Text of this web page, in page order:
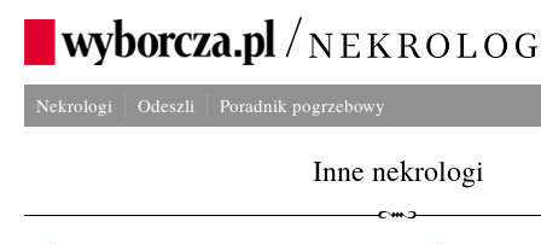
Nekrologi Odeszli Poradnik pogrzebowy
Inne nekrologi